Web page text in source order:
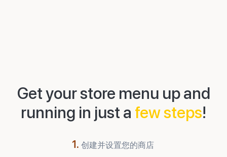
Get your store menu up and
running in just a few steps!
1. 创建并设置您的商店